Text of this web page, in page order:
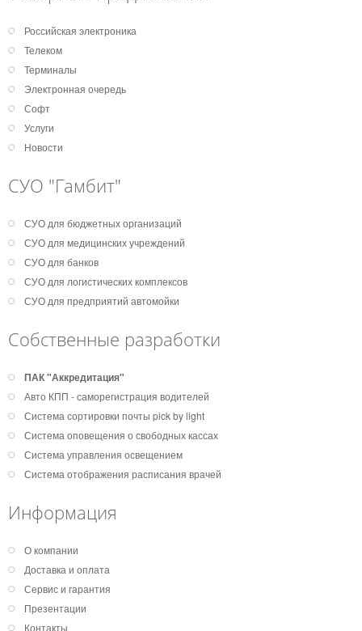
Российская электроника
Телеком
Терминалы
Электронная очередь
Софт
Услуги
Новости
СУО "Гамбит"
СУО для бюджетных организаций
СУО для медицинских учреждений
СУО для банков
СУО для логистических комплексов
СУО для предприятий автомойки
Собственные разработки
ПАК "Аккредитация"
Авто КПП - саморегистрация водителей
Система сортировки почты pick by light
Система оповещения о свободных кассах
Система управления освещением
Система отображения расписания врачей
Информация
О компании
Доставка и оплата
Сервис и гарантия
Презентации
Контакты